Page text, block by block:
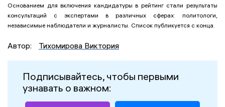
Основанием для включения кандидатуры в рейтинг стали результаты
консультаций с экспертами в различных сферах: политологи,
независимые наблюдатели и журналисты. Список публикуется с конца.
Автор: Тихомирова Виктория
Подписывайтесь, чтобы первыми
узнавать о важном: